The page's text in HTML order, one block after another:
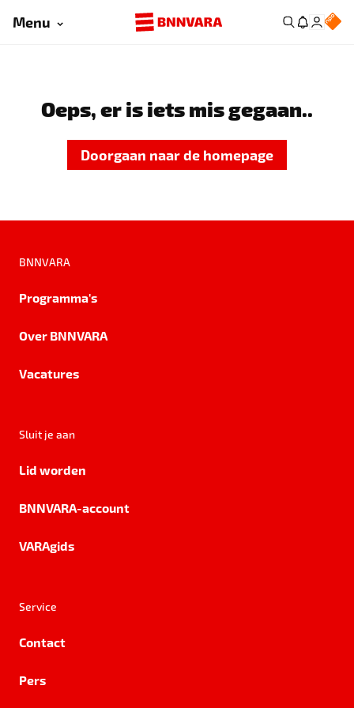
Menu
Oeps, er is iets mis gegaan..
Doorgaan naar de homepage
BNNVARA
Programma's
Over BNNVARA
Vacatures
Sluit je aan
Lid worden
BNNVARA-account
VARAgids
Service
Contact
Pers